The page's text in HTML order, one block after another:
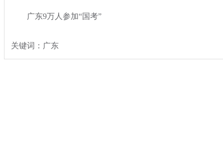
广东9万人参加“国考”
关键词：广东